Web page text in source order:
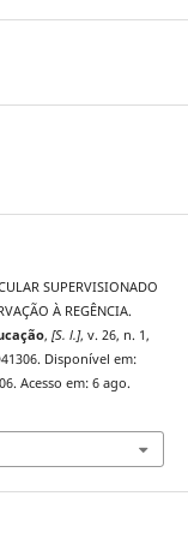
SUPERVISIONADO
À REGÊNCIA.
, [S. l.], v. 26, n. 1,
Disponível em:
Acesso em: 6 ago.